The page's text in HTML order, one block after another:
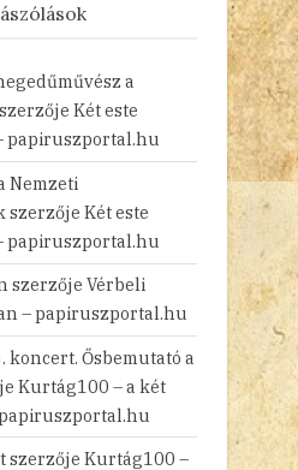
a
szerzője Két este
papiruszportal.hu
Nemzeti
szerzője Két este
papiruszportal.hu
szerzője Vérbeli
– papiruszportal.hu
koncert. Ősbemutató a
Kurtág100 – a két
szerzője Kurtág100 –